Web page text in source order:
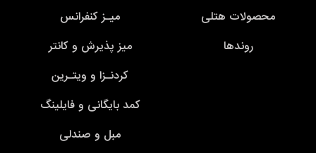
محصولات هتلی
روندها
میـز کنفرانس
میز پذیرش و کانتر
کردنـزا و ویتـرین
کمد بایگانی و فایلینگ
مبل و صندلی